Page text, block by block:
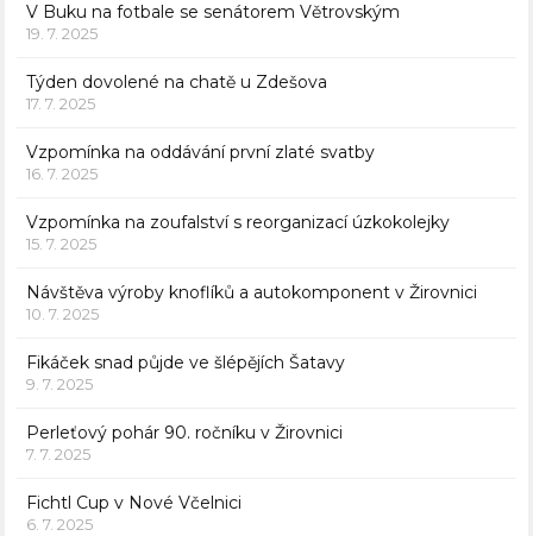
V Buku na fotbale se senátorem Větrovským
19. 7. 2025
Týden dovolené na chatě u Zdešova
17. 7. 2025
Vzpomínka na oddávání první zlaté svatby
16. 7. 2025
Vzpomínka na zoufalství s reorganizací úzkokolejky
15. 7. 2025
Návštěva výroby knoflíků a autokomponent v Žirovnici
10. 7. 2025
Fikáček snad půjde ve šlépějích Šatavy
9. 7. 2025
Perleťový pohár 90. ročníku v Žirovnici
7. 7. 2025
Fichtl Cup v Nové Včelnici
6. 7. 2025